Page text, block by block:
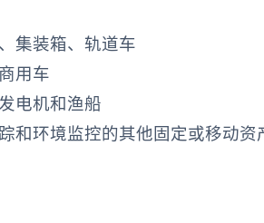
集装箱、轨道车
用车
电机和渔船
和环境监控的其他固定或移动资